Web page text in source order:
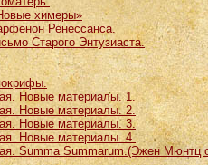
химеры»
Ренессанса.
Старого Энтузиаста.
Новые материалы. 1.
Новые материалы. 2.
Новые материалы. 3.
Новые материалы. 4.
Summa Summarum.(Эжен Мюнтц